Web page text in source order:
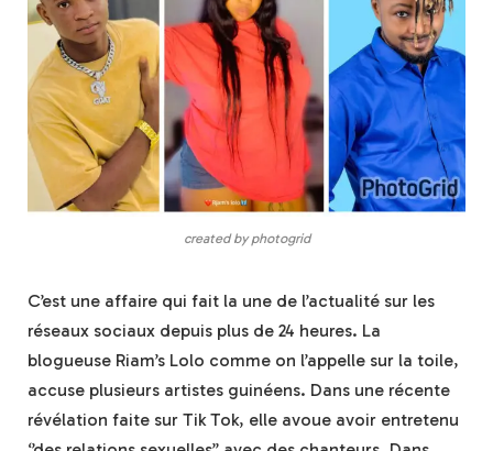
created by photogrid
C’est une affaire qui fait la une de l’actualité sur les
réseaux sociaux depuis plus de 24 heures. La
blogueuse Riam’s Lolo comme on l’appelle sur la toile,
accuse plusieurs artistes guinéens. Dans une récente
révélation faite sur Tik Tok, elle avoue avoir entretenu